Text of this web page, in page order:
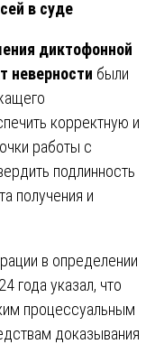
в суде
диктофонной
неверности были
корректную и
работы с
подлинность
получения и
в определении
года указал, что
процессуальным
доказывания